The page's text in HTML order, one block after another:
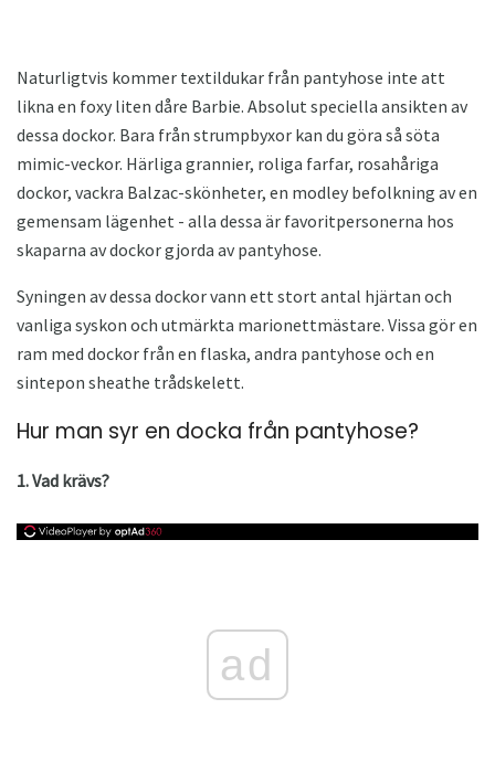
Naturligtvis kommer textildukar från pantyhose inte att
likna en foxy liten dåre Barbie. Absolut speciella ansikten av
dessa dockor. Bara från strumpbyxor kan du göra så söta
mimic-veckor. Härliga grannier, roliga farfar, rosahåriga
dockor, vackra Balzac-skönheter, en modley befolkning av en
gemensam lägenhet - alla dessa är favoritpersonerna hos
skaparna av dockor gjorda av pantyhose.
Syningen av dessa dockor vann ett stort antal hjärtan och
vanliga syskon och utmärkta marionettmästare. Vissa gör en
ram med dockor från en flaska, andra pantyhose och en
sintepon sheathe trådskelett.
Hur man syr en docka från pantyhose?
1. Vad krävs?
ad